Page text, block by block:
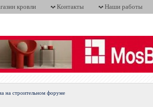
кровли Контакты Наши работы
на строительном форуме